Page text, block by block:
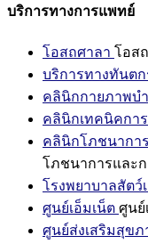
บริการทางการแพทย์
โอสถศาลา โอส
บริการทางทันตก
คลินิกกายภาพบ
คลินิกเทคนิคกา
คลินิกโภชนากา
โภชนาการและ
โรงพยาบาลสัตว์
ศูนย์เอ็มเน็ต ศูนย์
ศูนย์ส่งเสริมสุขภ